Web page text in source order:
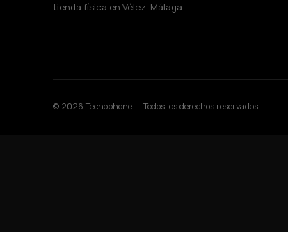
tienda física en Vélez-Málaga.
© 2026 Tecnophone — Todos los derechos reservados